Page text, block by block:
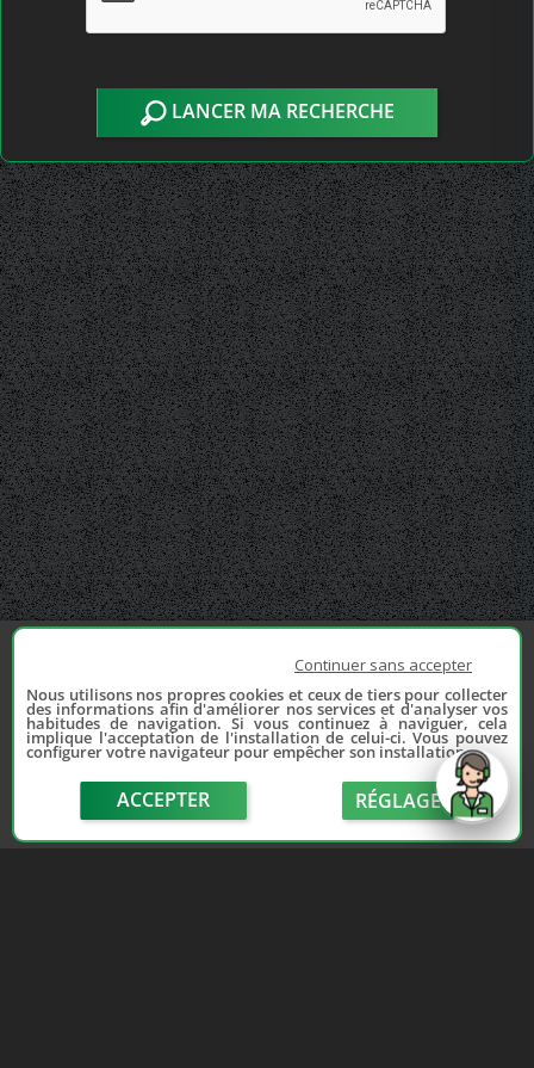
LANCER MA RECHERCHE
Continuer sans accepter
Nous utilisons nos propres cookies et ceux de tiers pour collecter
des informations afin d'améliorer nos services et d'analyser vos
habitudes de navigation. Si vous continuez à naviguer, cela
implique l'acceptation de l'installation de celui-ci. Vous pouvez
configurer votre navigateur pour empêcher son installation.
ACCEPTER RÉGLAGE